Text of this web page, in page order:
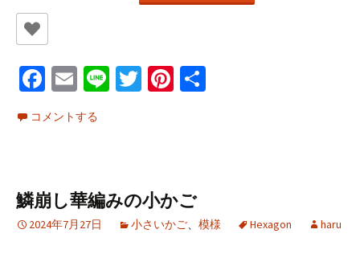
Fa
ce
b
k
E
m
ai
Li T
Pi
コメントする
鱗崩し華編みの小かご
2024年7月27日 小さいかご、 模様 Hexagon haru